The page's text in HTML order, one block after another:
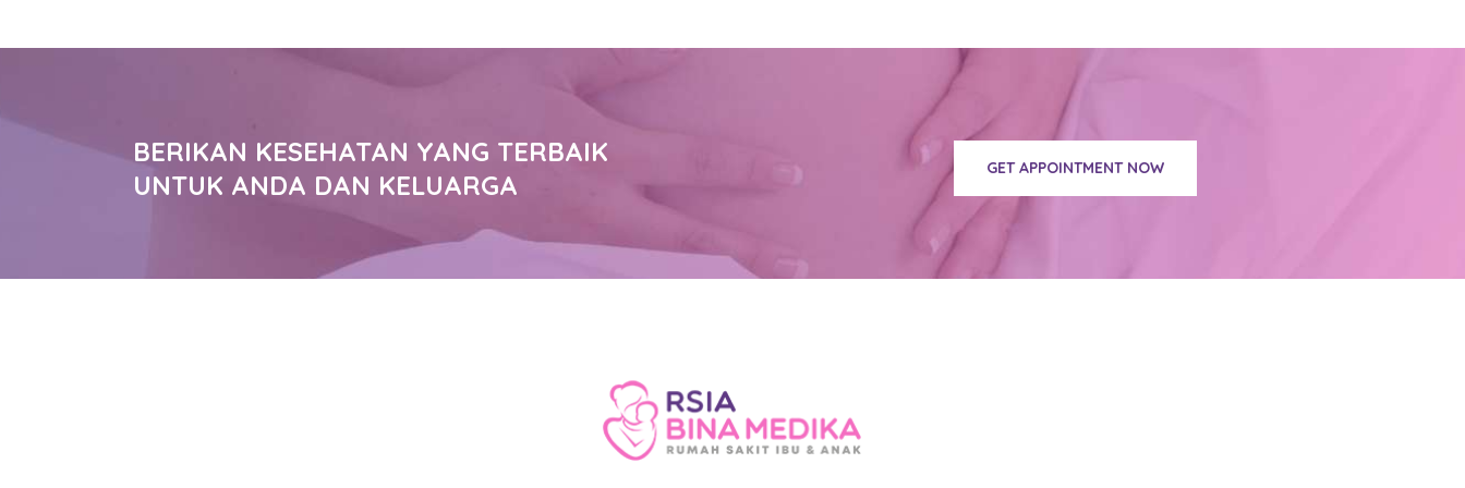
BERIKAN KESEHATAN YANG TERBAIK
UNTUK ANDA DAN KELUARGA
GET APPOINTMENT NOW